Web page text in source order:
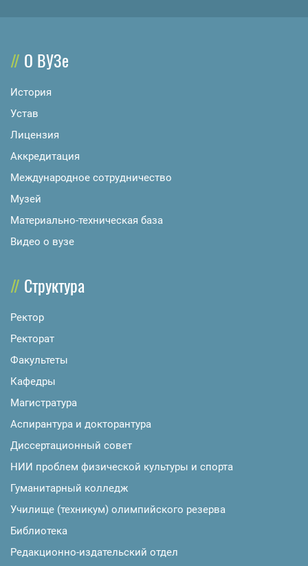
О ВУЗе
История
Устав
Лицензия
Аккредитация
Международное сотрудничество
Музей
Материально-техническая база
Видео о вузе
Структура
Ректор
Ректорат
Факультеты
Кафедры
Магистратура
Аспирантура и докторантура
Диссертационный совет
НИИ проблем физической культуры и спорта
Гуманитарный колледж
Училище (техникум) олимпийского резерва
Библиотека
Редакционно-издательский отдел